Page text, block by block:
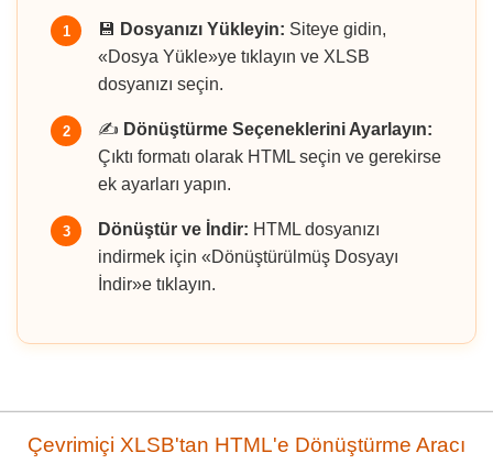
1 💾 Dosyanızı Yükleyin: Siteye gidin,
«Dosya Yükle»ye tıklayın ve XLSB
dosyanızı seçin.
2 ✍️ Dönüştürme Seçeneklerini Ayarlayın:
Çıktı formatı olarak HTML seçin ve gerekirse
ek ayarları yapın.
3 Dönüştür ve İndir: HTML dosyanızı
indirmek için «Dönüştürülmüş Dosyayı
İndir»e tıklayın.
Çevrimiçi XLSB'tan HTML'e Dönüştürme Aracı